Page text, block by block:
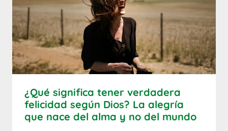
¿Qué significa tener verdadera
felicidad según Dios? La alegría
que nace del alma y no del mundo